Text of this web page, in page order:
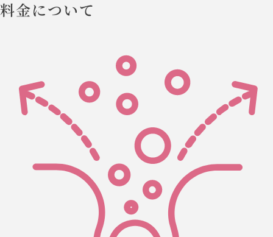
料金について